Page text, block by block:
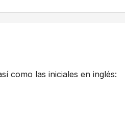
como las iniciales en inglés: